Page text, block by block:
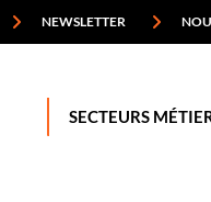
NEWSLETTER
SECTEURS